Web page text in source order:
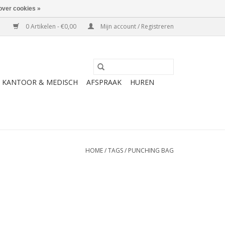
0 Artikelen - €0,00 Mijn account / Registreren
KANTOOR & MEDISCH AFSPRAAK HUREN
HOME/TAGS/ PUNCHING BAG
cookies »